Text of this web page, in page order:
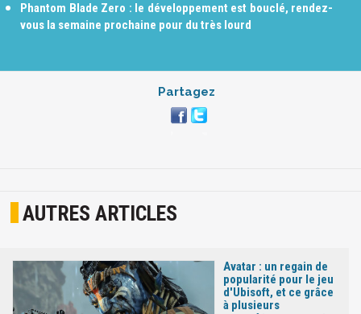
Phantom Blade Zero : le développement est bouclé, rendez-
vous la semaine prochaine pour du très lourd
Partagez
AUTRES ARTICLES
Avatar : un regain de
popularité pour le jeu
d'Ubisoft, et ce grâce
à plusieurs